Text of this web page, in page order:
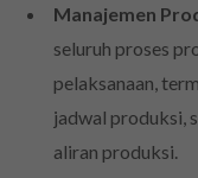
Manajemen
seluruh proses
pelaksanaan,
jadwal produksi,
aliran produksi.